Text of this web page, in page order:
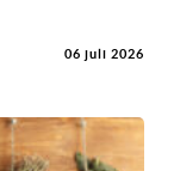
06 juli 2026